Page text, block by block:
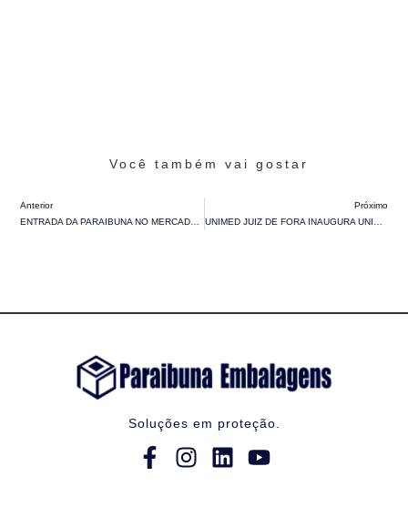
Você também vai gostar
Anterior
ENTRADA DA PARAIBUNA NO MERCADO DE ENERGIA RENOVÁVEL É DESTAQUE NA REVISTA O PAPEL
Próximo
UNIMED JUIZ DE FORA INAUGURA UNIDADE NO PARK NORTE E AMPLIA CUIDADO COM COLABORADORES DA PARAIBUNA EMBALAGENS
Soluções em proteção.